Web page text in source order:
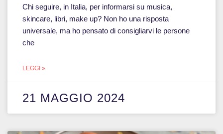
Chi seguire, in Italia, per informarsi su musica,
skincare, libri, make up? Non ho una risposta
universale, ma ho pensato di consigliarvi le persone
che
LEGGI »
21 MAGGIO 2024